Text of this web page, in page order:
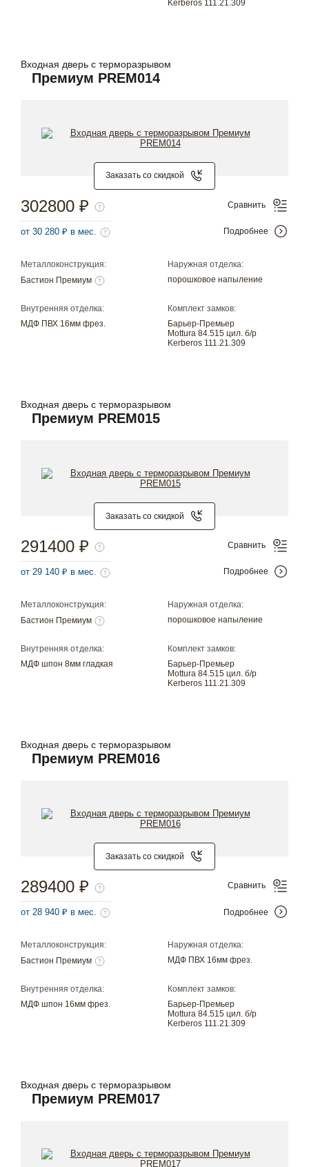
Kerberos 111.21.309
Входная дверь с терморазрывом
Премиум PREM014
Заказать со скидкой
Металлоконструкция:
Бастион Премиум
Наружная отделка:
порошковое напыление
Внутренняя отделка:
МДФ ПВХ 16мм фрез.
Комплект замков:
Барьер-Премьер
Mottura 84.515 цил. б/р
Kerberos 111.21.309
302800 ₽
от 30 280 ₽ в мес.
Сравнить
Подробнее
Входная дверь с терморазрывом
Премиум PREM015
Заказать со скидкой
Металлоконструкция:
Бастион Премиум
Наружная отделка:
порошковое напыление
Внутренняя отделка:
МДФ шпон 8мм гладкая
Комплект замков:
Барьер-Премьер
Mottura 84.515 цил. б/р
Kerberos 111.21.309
291400 ₽
от 29 140 ₽ в мес.
Сравнить
Подробнее
Входная дверь с терморазрывом
Премиум PREM016
Заказать со скидкой
Металлоконструкция:
Бастион Премиум
Наружная отделка:
МДФ ПВХ 16мм фрез.
Внутренняя отделка:
МДФ шпон 16мм фрез.
Комплект замков:
Барьер-Премьер
Mottura 84.515 цил. б/р
Kerberos 111.21.309
289400 ₽
от 28 940 ₽ в мес.
Сравнить
Подробнее
Входная дверь с терморазрывом
Премиум PREM017